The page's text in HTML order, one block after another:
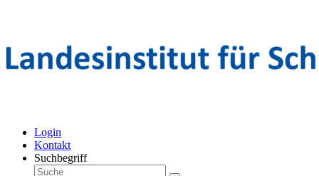
Login
Kontakt
Suchbegriff